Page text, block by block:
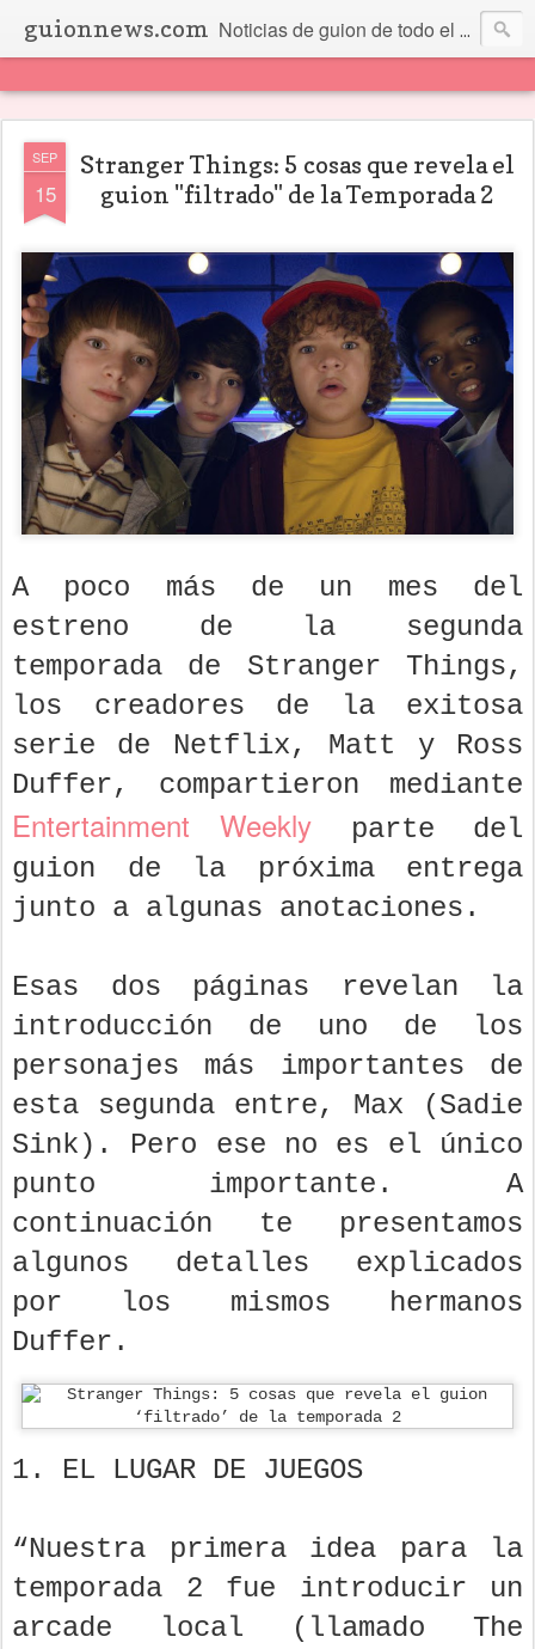
guionnews.com Noticias de guion de todo el mundo... Y más.
SEP
15
Stranger Things: 5 cosas que revela el
guion "filtrado" de la Temporada 2
A poco más de un mes del
estreno de la segunda
temporada de Stranger Things,
los creadores de la exitosa
serie de Netflix, Matt y Ross
Duffer, compartieron mediante
Entertainment Weekly parte del
guion de la próxima entrega
junto a algunas anotaciones.
Esas dos páginas revelan la
introducción de uno de los
personajes más importantes de
esta segunda entre, Max (Sadie
Sink). Pero ese no es el único
punto importante. A
continuación te presentamos
algunos detalles explicados
por los mismos hermanos
Duffer.
1. EL LUGAR DE JUEGOS
“Nuestra primera idea para la
temporada 2 fue introducir un
arcade local (llamado The